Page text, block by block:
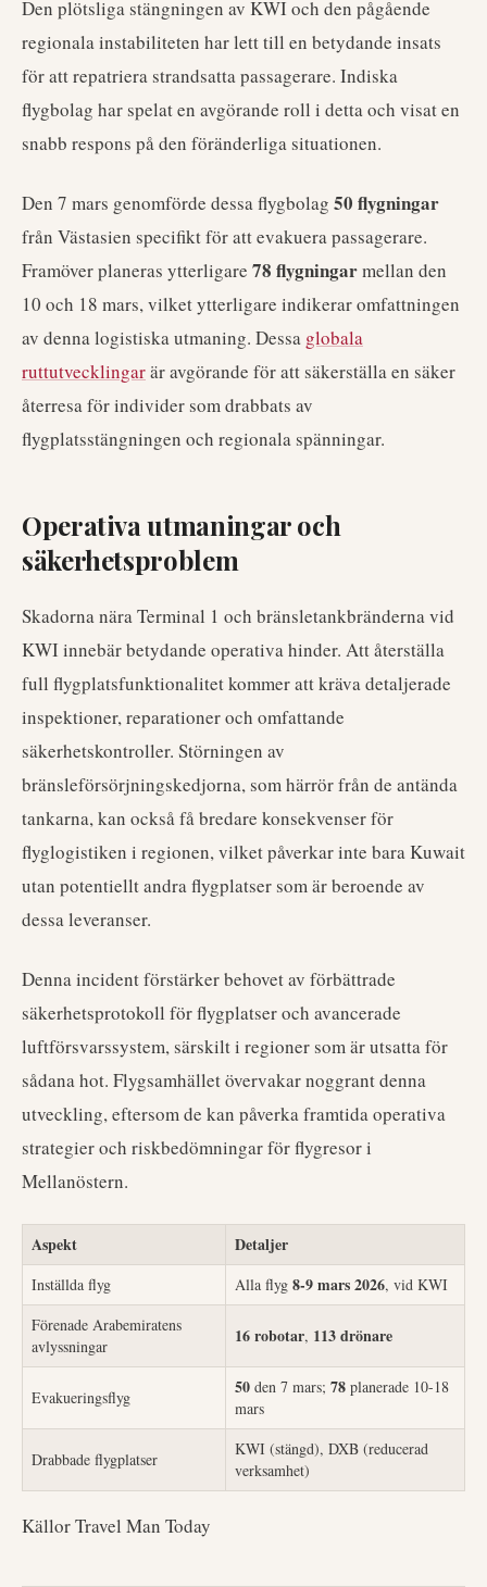
Den plötsliga stängningen av KWI och den pågående
regionala instabiliteten har lett till en betydande insats
för att repatriera strandsatta passagerare. Indiska
flygbolag har spelat en avgörande roll i detta och visat en
snabb respons på den föränderliga situationen.
Den 7 mars genomförde dessa flygbolag 50 flygningar
från Västasien specifikt för att evakuera passagerare.
Framöver planeras ytterligare 78 flygningarmellan den
10 och 18 mars, vilket ytterligare indikerar omfattningen
av denna logistiska utmaning. Dessa globala
ruttutvecklingarär avgörande för att säkerställa en säker
återresa för individer som drabbats av
flygplatsstängningen och regionala spänningar.
Operativa utmaningar och
säkerhetsproblem
Skadorna nära Terminal 1 och bränsletankbränderna vid
KWI innebär betydande operativa hinder. Att återställa
full flygplatsfunktionalitet kommer att kräva detaljerade
inspektioner, reparationer och omfattande
säkerhetskontroller. Störningen av
bränsleförsörjningskedjorna, som härrör från de antända
tankarna, kan också få bredare konsekvenser för
flyglogistiken i regionen, vilket påverkar inte bara Kuwait
utan potentiellt andra flygplatser som är beroende av
dessa leveranser.
Denna incident förstärker behovet av förbättrade
säkerhetsprotokoll för flygplatser och avancerade
luftförsvarssystem, särskilt i regioner som är utsatta för
sådana hot. Flygsamhället övervakar noggrant denna
utveckling, eftersom de kan påverka framtida operativa
strategier och riskbedömningar för flygresor i
Mellanöstern.
Aspekt Detaljer
Inställda flyg Alla flyg 8-9 mars 2026, vid KWI
Förenade Arabemiratens
avlyssningar
16 robotar, 113 drönare
Evakueringsflyg 50 den 7 mars; 78 planerade 10-18
mars
Drabbade flygplatser
KWI (stängd), DXB (reducerad
verksamhet)
Källor Travel Man Today